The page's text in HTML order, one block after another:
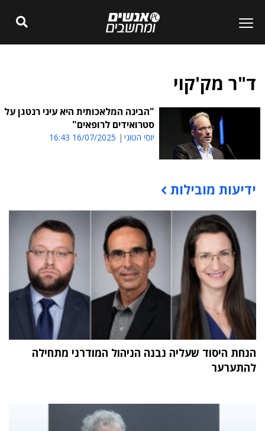
ד"ר מק'קוי
"הבינה המלאכותית היא עיני רנטגן על
סטרואידים לרופאים"
יוסי הטוני 16/07/2025 16:43
תוכן פרסומי
ידיעות מובילות
הנחת היסוד שעליה נבנה הניהול המודרני מתחילה
להתערער